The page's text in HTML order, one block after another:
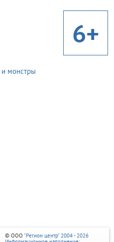
6+
монстры
© ООО "Регион центр" 2004 - 2026